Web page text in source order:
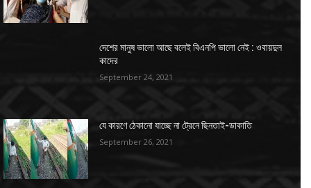
দেশের মানুষ ভালো আছে বলেই বিএনপি ভালো নেই : ওবায়দুল
কাদের
September 24, 2021
যে কারণে ঠেকানো যাচ্ছে না ট্রেনে ছিনতাই-ডাকাতি
September 26, 2021